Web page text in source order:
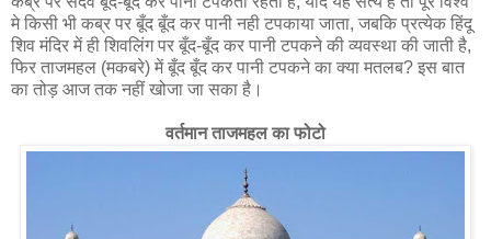
मे किसी भी कब्र पर बूँद बूँद कर पानी नही टपकाया जाता, जबकि प्रत्येक हिंदू
शिव मंदिर में ही शिवलिंग पर बूँद-बूँद कर पानी टपकने की व्यवस्था की जाती है,
फिर ताजमहल (मकबरे) में बूँद बूँद कर पानी टपकने का क्या मतलब? इस बात
का तोड़ आज तक नहीं खोजा जा सका है।
वर्तमान ताजमहल का फोटो